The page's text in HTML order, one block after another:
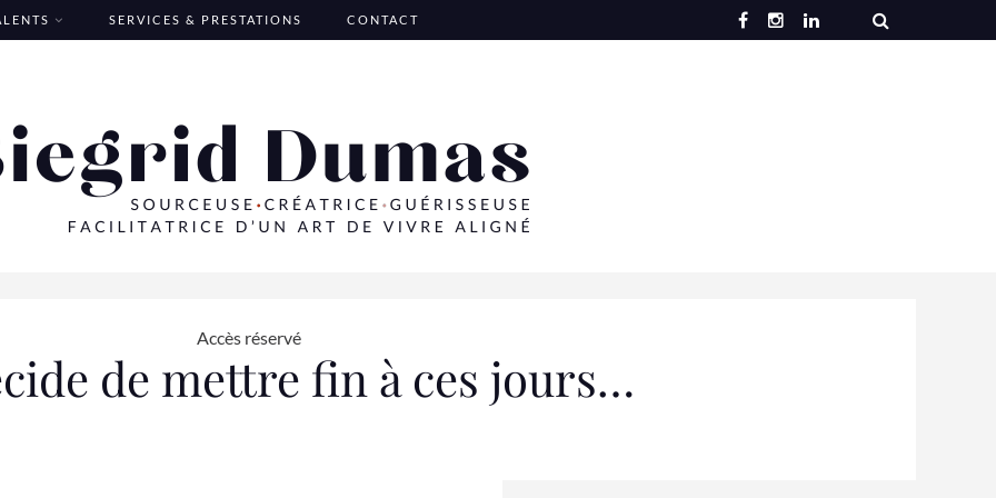
SERVICES & PRESTATIONS CONTACT
Accès réservé
de mettre fin à ces jours…